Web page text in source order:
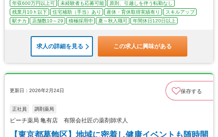
年収600万円以上可 未経験者も応募可能
原則、引越しを伴う転勤なし
残業月10ｈ以下
住宅補助（手当）あり 産休・育休取得実績有り
スキルアップ
駅チカ
店舗数10～29 積極採用中 夏～秋入職可 年間休日120日以上
求人の詳細を見る この求人に興味がある
更新日：2026年2月24日 保存する
正社員 調剤薬局
ピーチ薬局 亀有店 有限会社匠の薬剤師求人
【東京都葛飾区】地域に密着し健康イベントも随時開